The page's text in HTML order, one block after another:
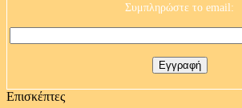
Συμπληρώστε το email:
Επισκέπτες